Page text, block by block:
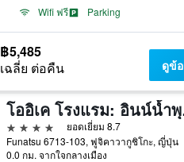
Wifi ฟรี
Parking
฿5,485
เฉลี่ย ต่อคืน ดูข้
โออิเ
4 ดาว
ยอดเยี่ยม 8.7
Funatsu 6713-103, ฟูจิคาวากูชิโกะ, ญี่ปุ่น
0.0 กม. จากใจกลางเมือง